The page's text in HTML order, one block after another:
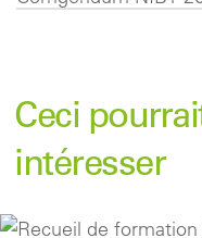
Ceci
intéresser